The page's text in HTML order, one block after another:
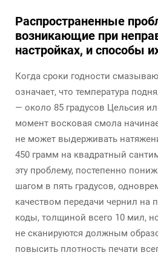
Распространенные
возникающие при
настройках, и способы
Когда сроки годности
означает, что температура
— около 85 градусов Цельсия
момент восковая смола
не может выдерживать
450 грамм на квадратный
эту проблему, постепенно
шагом в пять градусов,
качеством передачи чернил на
коды, толщиной всего 10 мил,
не сканируются должным
повысить плотность печати